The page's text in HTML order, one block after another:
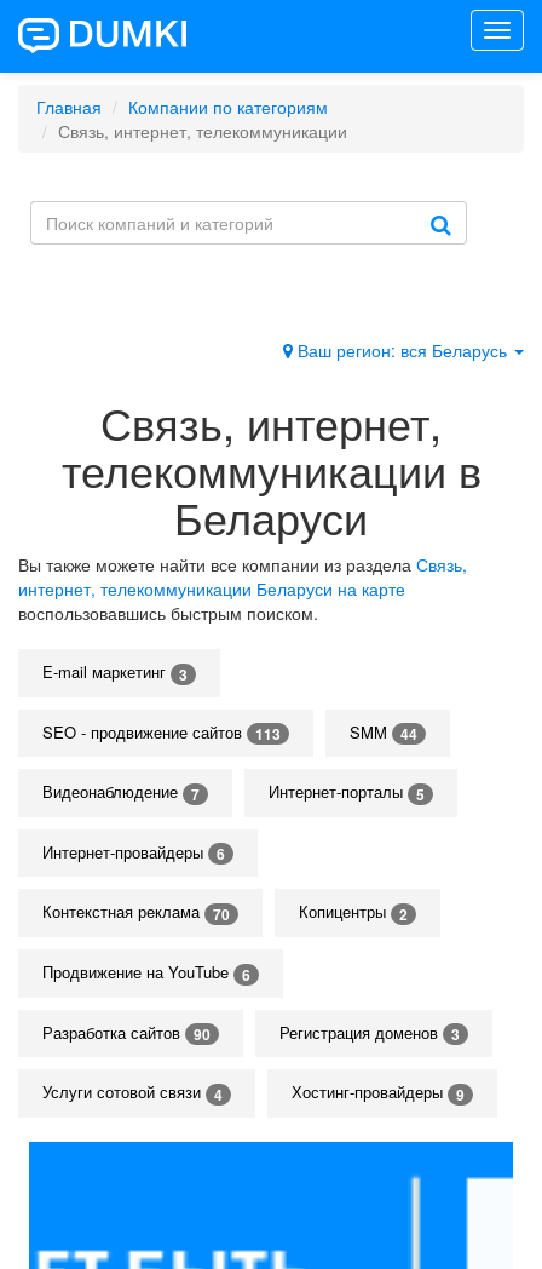
Главная
Компании по категориям
Связь, интернет, телекоммуникации
Ваш регион: вся Беларусь
Связь, интернет,
телекоммуникации в
Беларуси
Вы также можете найти все компании из раздела Связь,
интернет, телекоммуникации Беларуси на карте
воспользовавшись быстрым поиском.
E-mail маркетинг 3
SEO - продвижение сайтов 113 SMM 44
Видеонаблюдение 7 Интернет-порталы 5
Интернет-провайдеры 6
Контекстная реклама 70 Копицентры 2
Продвижение на YouTube 6
Разработка сайтов 90 Регистрация доменов 3
Услуги сотовой связи 4 Хостинг-провайдеры 9